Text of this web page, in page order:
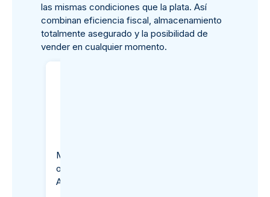
las mismas condiciones que la plata. Así
combinan eficiencia fiscal, almacenamiento
totalmente asegurado y la posibilidad de
vender en cualquier momento.
Moneda de Platino de 1
onza - American Eagle BU
Años Variados